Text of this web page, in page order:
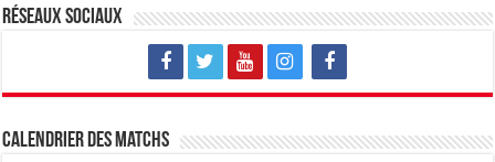
Réseaux sociaux
Calendrier des matchs